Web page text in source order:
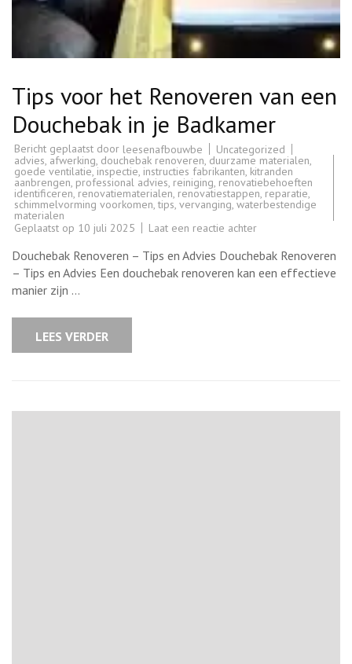
Tips voor het Renoveren van een
Douchebak in je Badkamer
Bericht geplaatst door leesenafbouwbe
Uncategorized
advies, afwerking, douchebak renoveren, duurzame materialen,
goede ventilatie, inspectie, instructies fabrikanten, kitranden
aanbrengen, professional advies, reiniging, renovatiebehoeften
identificeren, renovatiematerialen, renovatiestappen, reparatie,
schimmelvorming voorkomen,tips, vervanging, waterbestendige
materialen
Geplaatst op 10 juli 2025 Laat een reactie achterop
voor
het
Renoveren
van
Douchebak Renoveren – Tips en Advies Douchebak Renoveren
– Tips en Advies Een douchebak renoveren kan een effectieve
manier zijn …
LEES VERDER